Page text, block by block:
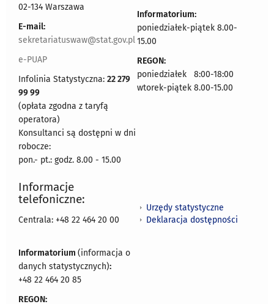
02-134 Warszawa
E-mail:
sekretariatuswaw@stat.gov.pl
e-PUAP
Infolinia Statystyczna: 22 279
99 99
(opłata zgodna z taryfą
operatora)
Konsultanci są dostępni w dni
robocze:
pon.- pt.: godz. 8.00 - 15.00
Informatorium:
poniedziałek-piątek 8.00-
15.00
REGON:
poniedziałek 8:00-18:00
wtorek-piątek 8.00-15.00
Informacje
telefoniczne:
Centrala: +48 22 464 20 00
Informatorium (informacja o
danych statystycznych):
+48 22 464 20 85
REGON:
Urzędy statystyczne
Deklaracja dostępności